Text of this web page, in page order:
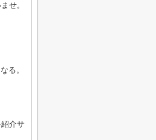
せ。
る。
介サ